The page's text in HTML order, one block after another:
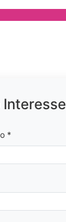
Interesse
*